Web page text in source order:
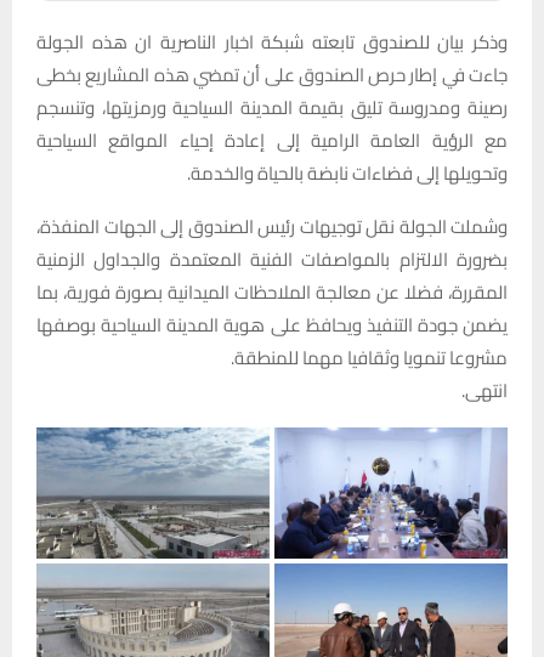
وذكر بيان للصندوق تابعته شبكة اخبار الناصرية ان هذه الجولة
جاءت في إطار حرص الصندوق على أن تمضي هذه المشاريع بخطى
رصينة ومدروسة تليق بقيمة المدينة السياحية ورمزيتها، وتنسجم
مع الرؤية العامة الرامية إلى إعادة إحياء المواقع السياحية
وتحويلها إلى فضاءات نابضة بالحياة والخدمة.
وشملت الجولة نقل توجيهات رئيس الصندوق إلى الجهات المنفذة،
بضرورة الالتزام بالمواصفات الفنية المعتمدة والجداول الزمنية
المقررة، فضلا عن معالجة الملاحظات الميدانية بصورة فورية، بما
يضمن جودة التنفيذ ويحافظ على هوية المدينة السياحية بوصفها
مشروعا تنمويا وثقافيا مهما للمنطقة.
انتهى.